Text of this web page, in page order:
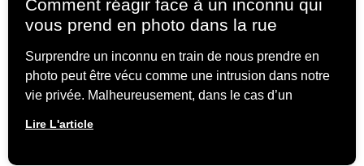
Comment réagir face à un inconnu qui
vous prend en photo dans la rue
Surprendre un inconnu en train de nous prendre en
photo peut être vécu comme une intrusion dans notre
vie privée. Malheureusement, dans le cas d’un
Lire L'article